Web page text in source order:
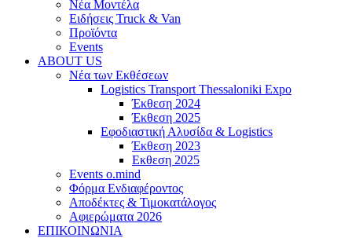
Νέα Μοντέλα
Ειδήσεις Truck & Van
Προϊόντα
Events
ABOUT US
Νέα των Εκθέσεων
Logistics Transport Thessaloniki Expo
Έκθεση 2024
Έκθεση 2025
Εφοδιαστική Αλυσίδα & Logistics
Έκθεση 2023
Εκθεση 2025
Events o.mind
Φόρμα Ενδιαφέροντος
Αποδέκτες & Τιμοκατάλογος
Αφιερώματα 2026
ΕΠΙΚΟΙΝΩΝΙΑ